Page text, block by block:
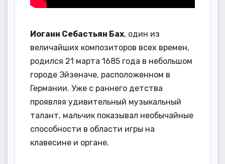
Иоганн Себастьян Бах, один из
величайших композиторов всех времен,
родился 21 марта 1685 года в небольшом
городе Эйзеначе, расположенном в
Германии. Уже с раннего детства
проявляя удивительный музыкальный
талант, мальчик показывал необычайные
способности в области игры на
клавесине и органе.